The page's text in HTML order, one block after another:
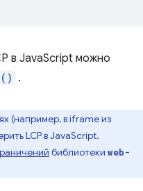
в JavaScript можно
.
(например, в iframe из
LCP в JavaScript.
библиотеки web-